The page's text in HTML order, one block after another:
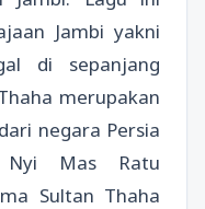
Jambi yakni
di sepanjang
merupakan
negara Persia
Nyi Mas Ratu
Sultan Thaha